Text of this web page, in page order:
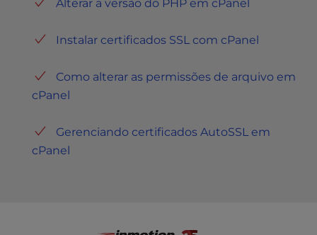
vida.
Alterar a versão do PHP em cPanel
Instalar certificados SSL com cPanel
Como alterar as permissões de arquivo em
cPanel
Gerenciando certificados AutoSSL em
cPanel